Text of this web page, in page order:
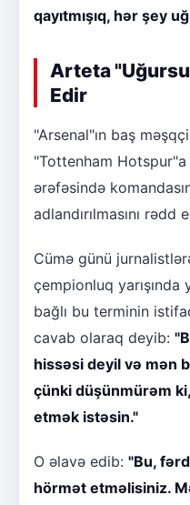
qayıtmışıq, hər şey
Arteta
Edir
"Arsenal"ın baş
"Tottenham Hotspur"a
ərəfəsində
adlandırılmasını rədd
Cümə günü
çempionluq yarışında
bağlı bu terminin
cavab olaraq deyib:
hissəsi deyil və mən
çünki düşünmürəm
etmək istəsin."
O əlavə edib: "Bu,
hörmət etməlisiniz.